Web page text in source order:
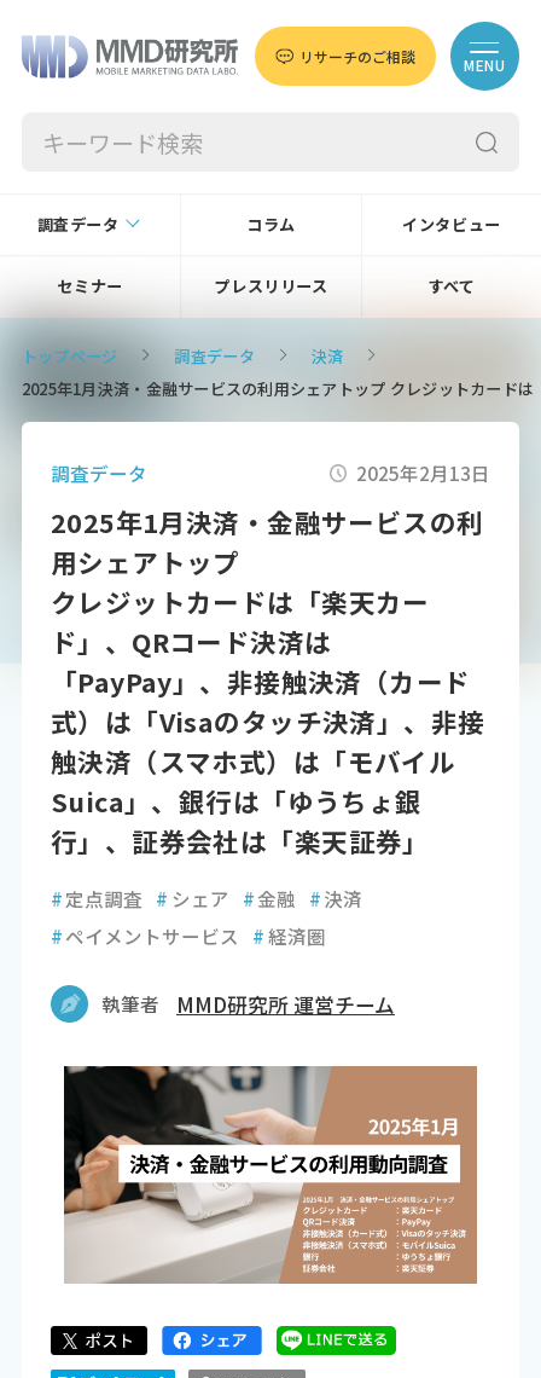
リサーチのご相談 MENU
調査データ コラム インタビュー
セミナー プレスリリース すべて
トップページ 調査データ
決済
2025年1月決済・金融サービスの利用シェアトップ クレジットカード
調査データ 2025年2月13日
2025年1月決済・金融サービスの利
用シェアトップ
クレジットカードは「楽天カー
ド」、QRコード決済は
「PayPay」、非接触決済（カード
式）は「Visaのタッチ決済」、非接
触決済（スマホ式）は「モバイル
Suica」、銀行は「ゆうちょ銀
行」、証券会社は「楽天証券」
#定点調査 # シェア #金融 #決済
#ペイメントサービス #経済圏
執筆者 MMD研究所 運営チーム